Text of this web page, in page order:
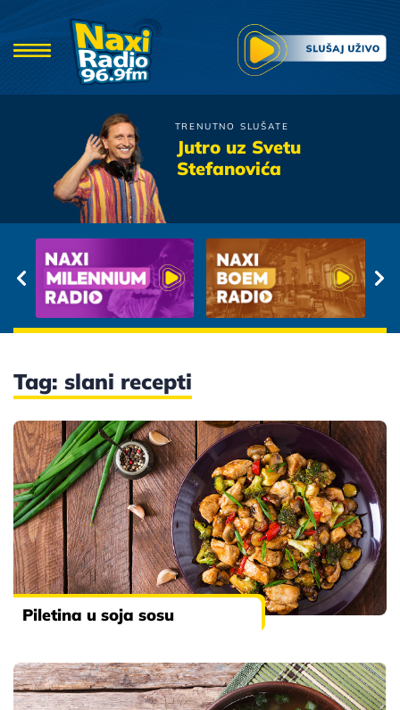
TRENUTNO SLUŠATE
Jutro uz Svetu
Stefanovića
Sladjana I Dado
Tag: slani recepti
Piletina u soja sosu